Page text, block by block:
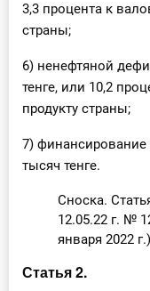
3,3 процента к
страны;
6) ненефтяной
тенге, или 10,2
продукту страны;
7) финансирование
тысяч тенге.
Сноска.
12.05.22 г. №
января 2022 г.)
Статья 2.